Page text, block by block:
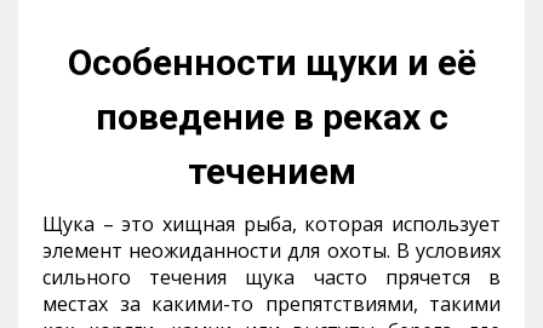
Особенности щуки и её
поведение в реках с
течением
Щука – это хищная рыба, которая использует
элемент неожиданности для охоты. В условиях
сильного течения щука часто прячется в
местах за какими-то препятствиями, такими